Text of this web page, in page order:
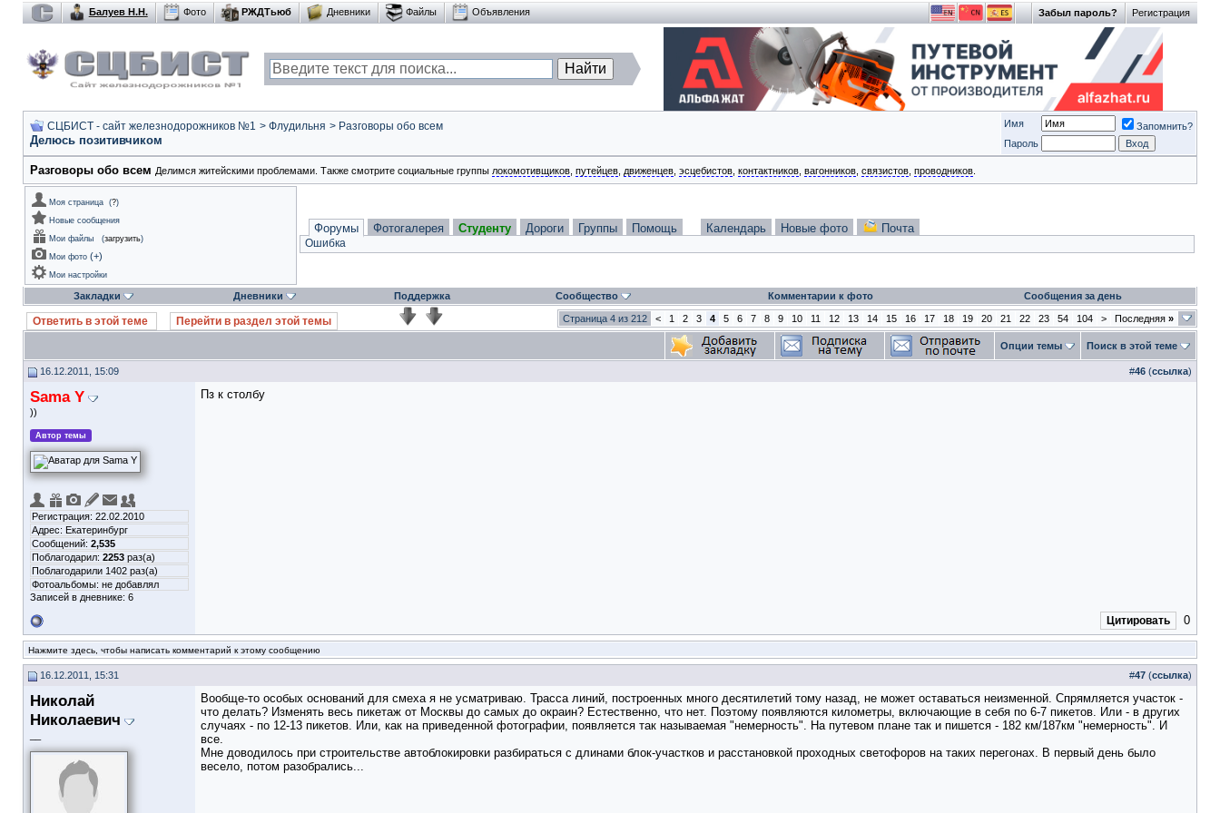
Регистрация
Забыл пароль?
Балуев Н.Н. Фото РЖДТьюб Дневники Файлы Объявления
СЦБИСТ - сайт железнодорожников №1 > Флудильня > Разговоры обо всем
Делюсь позитивчиком
Имя
Запомнить?
Пароль
Разговоры обо всем Делимся житейскими проблемами. Также смотрите социальные группы локомотивщиков путейцев движенцев эсцебистов контактников вагонников связистов проводников
Моя страница (?)
Новые сообщения
Мои файлы
(загрузить)
Мои фото (+)
Мои настройки
Форумы Фотогалерея Студенту Дороги Группы Помощь Календарь Новые фото Почта
Ошибка
Закладки Дневники Поддержка Сообщество Комментарии к фото Сообщения за день
Ответить в этой теме Перейти в раздел этой темы Страница 4 из 212 < 1 2 3 4 5 6 7 8 9 10 11 12 13 14 15 16 17 18 19 20 21 22 23 54 104 > Последняя »
Опции темы Поиск в этой теме
16.12.2011, 15:09 #46 (ссылка)
Sama Y
))
Автор темы
Регистрация: 22.02.2010
Адрес: Екатеринбург
Сообщений: 2,535
Поблагодарил: 2253 раз(а)
Поблагодарили 1402 раз(а)
Фотоальбомы: не добавлял
Записей в дневнике: 6
Пз к столбу
Цитировать 0
Нажмите здесь, чтобы написать комментарий к этому сообщению
16.12.2011, 15:31 #47 (ссылка)
Николай
Николаевич
Вообще-то особых оснований для смеха я не усматриваю. Трасса линий, построенных много десятилетий тому назад, не может оставаться неизменной. Спрямляется участок -
что делать? Изменять весь пикетаж от Москвы до самых до окраин? Естественно, что нет. Поэтому появляются километры, включающие в себя по 6-7 пикетов. Или - в других
случаях - по 12-13 пикетов. Или, как на приведенной фотографии, появляется так называемая "немерность". На путевом плане так и пишется - 182 км/187км "немерность". И
все.
Мне доводилось при строительстве автоблокировки разбираться с длинами блок-участков и расстановкой проходных светофоров на таких перегонах. В первый день было
весело, потом разобрались...